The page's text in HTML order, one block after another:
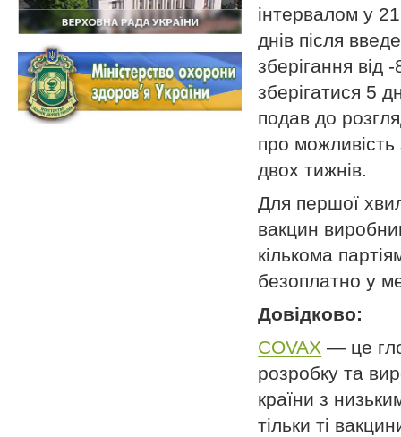
інтервалом у
днів після
зберігання
зберігатися 5
подав до
про
двох тижнів.
Для першої
вакцин
кількома
безоплатно у
Довідково:
COVAX — це
розробку та
країни з
тільки ті